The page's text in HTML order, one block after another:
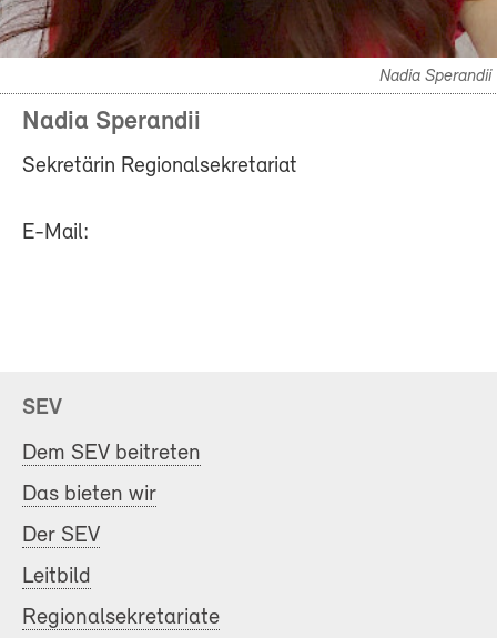
Nadia Sperandii
Nadia Sperandii
Sekretärin Regionalsekretariat
E-Mail:
SEV
Dem SEV beitreten
Das bieten wir
Der SEV
Leitbild
Regionalsekretariate